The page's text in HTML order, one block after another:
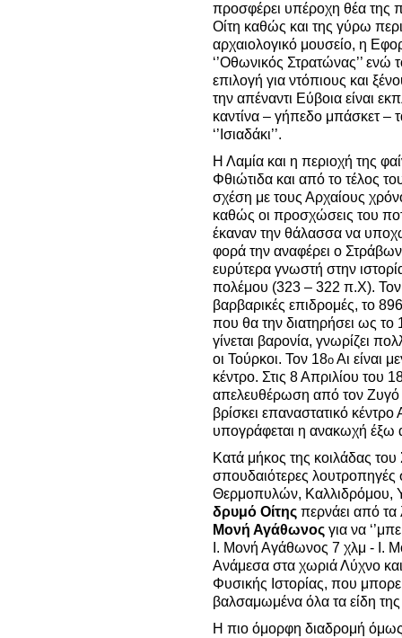
προσφέρει υπέροχη θέα της
Οίτη καθώς και της γύρω
αρχαιολογικό μουσείο, η
‘’Οθωνικός Στρατώνας’’ ενώ
επιλογή για ντόπιους και
την απέναντι Εύβοια είναι
καντίνα – γήπεδο μπάσκετ –
‘’Ισιαδάκι’’.
Η Λαμία και η περιοχή της
Φθιώτιδα και από το τέλος
σχέση με τους Αρχαίους
καθώς οι προσχώσεις του
έκαναν την θάλασσα να
φορά την αναφέρει ο
ευρύτερα γνωστή στην
πολέμου (323 – 322 π.Χ).
βαρβαρικές επιδρομές, το
που θα την διατηρήσει ως
γίνεται βαρονία, γνωρίζει
οι Τούρκοι. Τον 18ο Αι είναι
κέντρο. Στις 8 Απριλίου του
απελευθέρωση από τον Ζυγό
βρίσκει επαναστατικό
υπογράφεται η ανακωχή
Κατά μήκος της κοιλάδας
σπουδαιότερες
Θερμοπυλών, Καλλιδρόμου,
δρυμό Οίτης περνάει από
Μονή Αγάθωνος για να
Ι. Μονή Αγάθωνος 7 χλμ - Ι.
Ανάμεσα στα χωριά Λύχνο
Φυσικής Ιστορίας, που
βαλσαμωμένα όλα τα είδη
Η πιο όμορφη διαδρομή